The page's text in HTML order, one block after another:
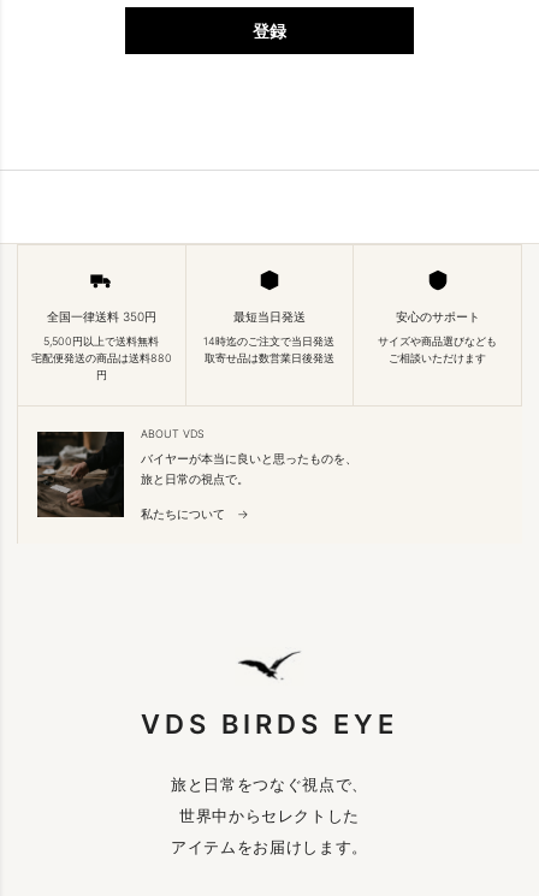
登録
全国一律送料 350円
5,500円以上で送料無料
宅配便発送の商品は送料880
円
最短当日発送
14時迄のご注文で当日発送
取寄せ品は数営業日後発送
安心のサポート
サイズや商品選びなども
ご相談いただけます
ABOUT VDS
バイヤーが本当に良いと思ったものを、
旅と日常の視点で。
私たちについて →
VDS BIRDS EYE
旅と日常をつなぐ視点で、
世界中からセレクトした
アイテムをお届けします。